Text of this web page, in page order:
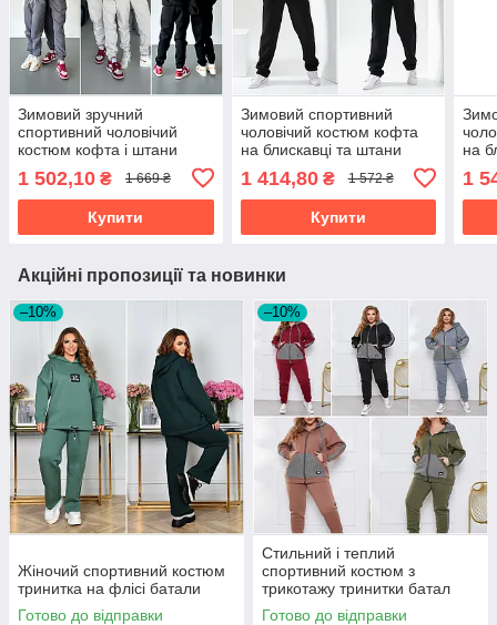
Зимовий зручний
спортивний чоловічий
костюм кофта і штани
тринити на флісі розміри
батал
1 502,10 ₴ 1 669 ₴
Купити
Зимовий спортивний
чоловічий костюм кофта
на блискавці та штани
1 414,80₴ 1 572 ₴
Купити
на
1
Акційні пропозиції та новинки
–10%
Жіночий спортивний костюм
тринитка на флісі батали
Готово до відправки
–10%
Стильний і теплий
спортивний костюм з
трикотажу тринитки батал
Готово до відправки